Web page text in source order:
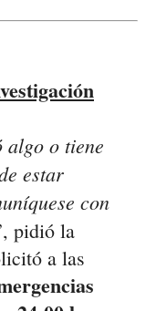
algo o tiene
estar
con
pidió la
a las